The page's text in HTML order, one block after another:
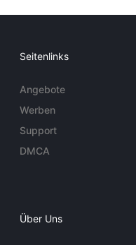
Seitenlinks
Angebote
Werben
Support
DMCA
Über Uns